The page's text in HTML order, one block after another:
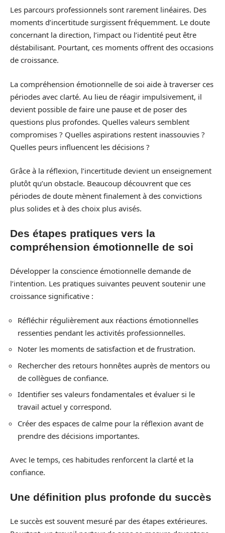
Les parcours professionnels sont rarement linéaires. Des
moments d’incertitude surgissent fréquemment. Le doute
concernant la direction, l’impact ou l’identité peut être
déstabilisant. Pourtant, ces moments offrent des occasions
de croissance.
La compréhension émotionnelle de soi aide à traverser ces
périodes avec clarté. Au lieu de réagir impulsivement, il
devient possible de faire une pause et de poser des
questions plus profondes. Quelles valeurs semblent
compromises ? Quelles aspirations restent inassouvies ?
Quelles peurs influencent les décisions ?
Grâce à la réflexion, l’incertitude devient un enseignement
plutôt qu’un obstacle. Beaucoup découvrent que ces
périodes de doute mènent finalement à des convictions
plus solides et à des choix plus avisés.
Des étapes pratiques vers la
compréhension émotionnelle de soi
Développer la conscience émotionnelle demande de
l’intention. Les pratiques suivantes peuvent soutenir une
croissance significative :
Réfléchir régulièrement aux réactions émotionnelles
ressenties pendant les activités professionnelles.
Noter les moments de satisfaction et de frustration.
Rechercher des retours honnêtes auprès de mentors ou
de collègues de confiance.
Identifier ses valeurs fondamentales et évaluer si le
travail actuel y correspond.
Créer des espaces de calme pour la réflexion avant de
prendre des décisions importantes.
Avec le temps, ces habitudes renforcent la clarté et la
confiance.
Une définition plus profonde du succès
Le succès est souvent mesuré par des étapes extérieures.